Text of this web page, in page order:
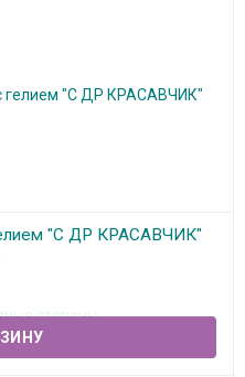
"С ДР КРАСАВЧИК"